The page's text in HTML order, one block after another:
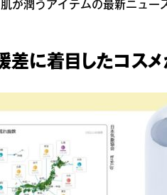
が潤うアイテムの最新ニュー
に着目したコスメ